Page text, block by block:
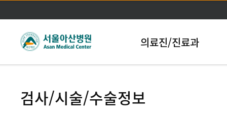
본문바로가기
의료진/진료과
검사/시술/수술정보